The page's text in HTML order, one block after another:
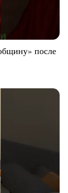
после